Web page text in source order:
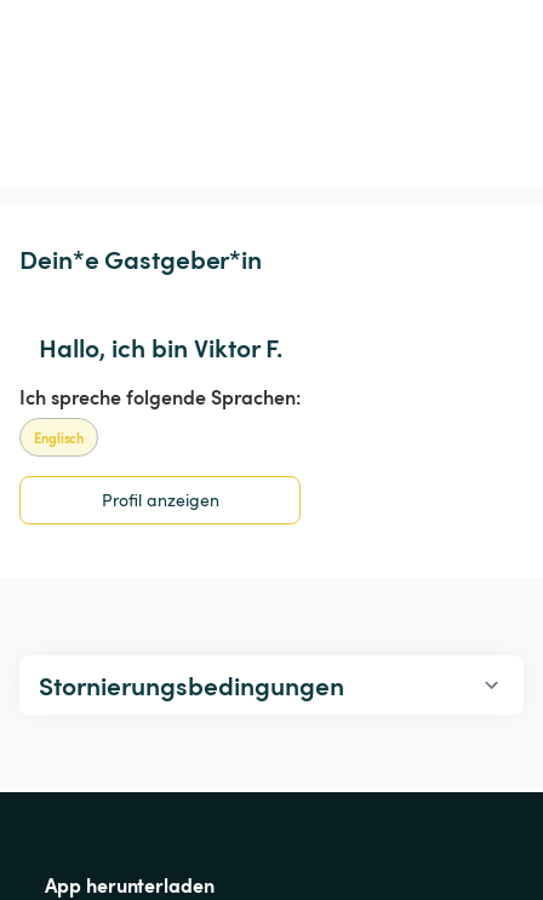
Dein*e Gastgeber*in
Hallo, ich bin Viktor F.
Ich spreche folgende Sprachen:
Englisch
Profil anzeigen
Stornierungsbedingungen
App herunterladen